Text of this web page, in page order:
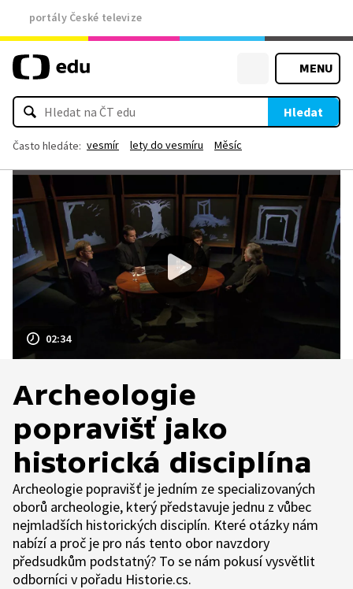
portály České televize
MENU
Hledat
Často hledáte: vesmír lety do vesmíru Měsíc
02:34
Archeologie
popravišť jako
historická disciplína
Archeologie popravišť je jedním ze specializovaných
oborů archeologie, který představuje jednu z vůbec
nejmladších historických disciplín. Které otázky nám
nabízí a proč je pro nás tento obor navzdory
předsudkům podstatný? To se nám pokusí vysvětlit
odborníci v pořadu Historie.cs.